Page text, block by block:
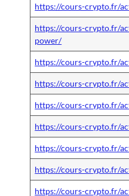
https://cours-crypto.fr/
https://cours-crypto.fr/
power/
https://cours-crypto.fr/
https://cours-crypto.fr/
https://cours-crypto.fr/
https://cours-crypto.fr/
https://cours-crypto.fr/
https://cours-crypto.fr/
https://cours-crypto.fr/